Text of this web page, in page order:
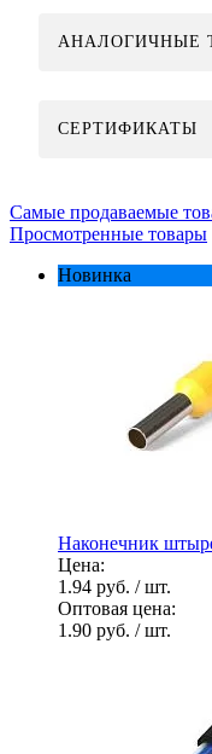
АНАЛОГИЧНЫЕ
СЕРТИФИКАТЫ
Самые продаваемые
Просмотренные товары
Новинка
Наконечник
Цена:
1.94 руб. / шт.
Оптовая цена:
1.90 руб. / шт.